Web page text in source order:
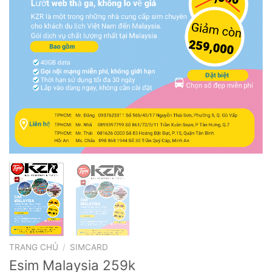
TRANG CHỦ / SIMCARD
Esim Malaysia 259k